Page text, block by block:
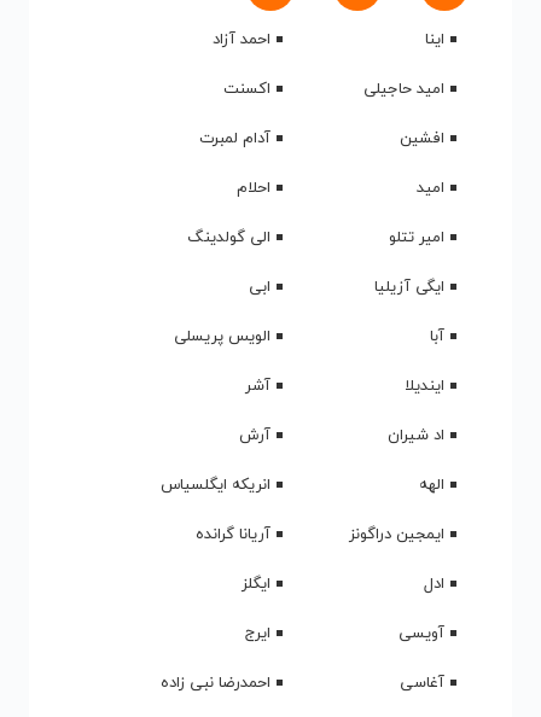
اینا
احمد آزاد
امید حاجیلی
اکسنت
افشین
آدام لمبرت
امید
احلام
امیر تتلو
الی گولدینگ
ایگی آزیلیا
ابی
آبا
الویس پریسلی
ایندیلا
آشر
اد شیران
آرش
الهه
انریکه ایگلسیاس
ایمجین دراگونز
آریانا گرانده
ادل
ایگلز
آویسی
ایرج
آغاسی
احمدرضا نبی زاده